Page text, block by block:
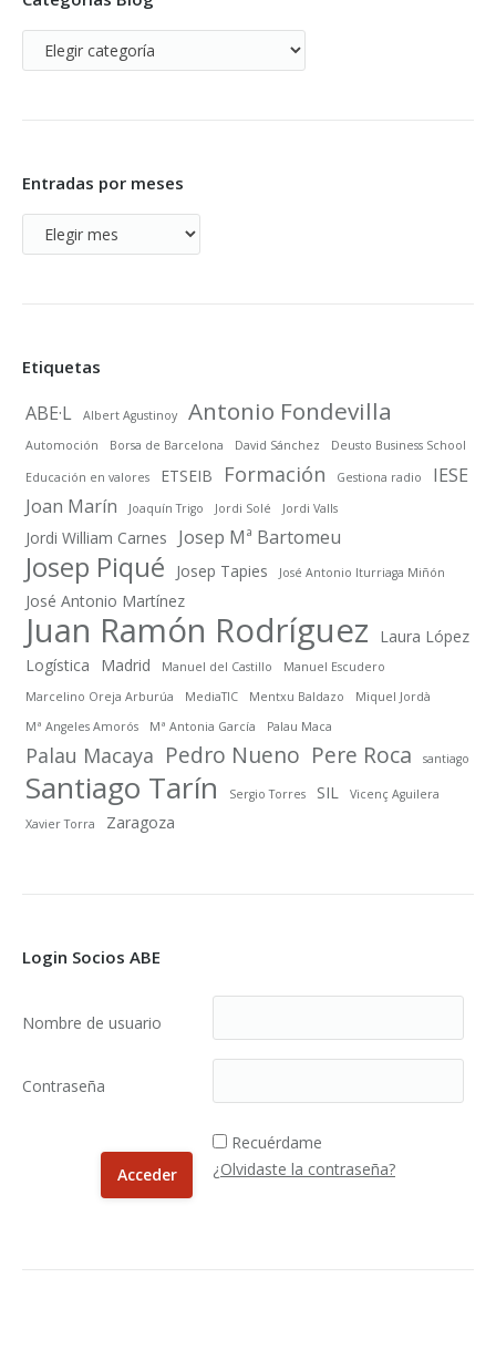
Categorías
Blog
Entradas por meses
Entradas
por
Etiquetas
ABE·L Albert Agustinoy Antonio Fondevilla
Automoción Borsa de Barcelona David Sánchez Deusto Business School
Educación en valores ETSEIB Formación Gestiona radio
IESE
Joan Marín
Joaquín Trigo Jordi Solé Jordi Valls
Jordi William Carnes Josep Mª Bartomeu
Josep Piqué Josep Tapies José Antonio Iturriaga Miñón
José Antonio Martínez
Juan Ramón Rodríguez
Laura López
Logística
Madrid Manuel del Castillo
Manuel Escudero
Marcelino Oreja Arburúa
MediaTIC Mentxu Baldazo
Miquel Jordà
Mª Angeles Amorós
Mª Antonia García Palau Maca
Palau Macaya Pedro Nueno Pere Roca santiago
Santiago Tarín Sergio Torres SIL
Vicenç Aguilera
Xavier Torra
Zaragoza
Login Socios ABE
Nombre de usuario
Contraseña
Recuérdame
¿Olvidaste la contraseña?